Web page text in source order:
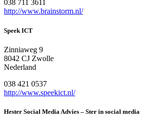
038 711 3611
http://www.brainstorm.nl/
Speek ICT
Zinniaweg 9
8042 CJ Zwolle
Nederland
038 421 0537
http://www.speekict.nl/
Hester Social Media Advies – Ster in social media